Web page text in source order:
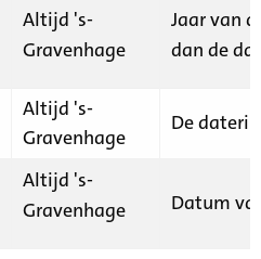
Altijd 's-
Gravenhage
Jaar van
dan de
Altijd 's-
Gravenhage
De
Altijd 's-
Gravenhage
Datum